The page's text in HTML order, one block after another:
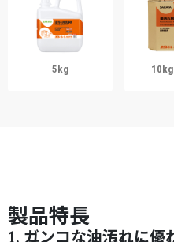
5kg
製品特長
1. ガンコな油汚れに優